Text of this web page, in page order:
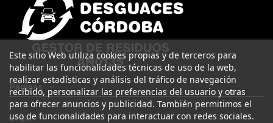
Páginas
Legal
Este sitio Web utiliza cookies propias y de terceros para
habilitar las funcionalidades técnicas de uso de la web,
realizar estadísticas y análisis del tráfico de navegación
recibido, personalizar las preferencias del usuario y otras
para ofrecer anuncios y publicidad. También permitimos el
uso de funcionalidades para interactuar con redes sociales.